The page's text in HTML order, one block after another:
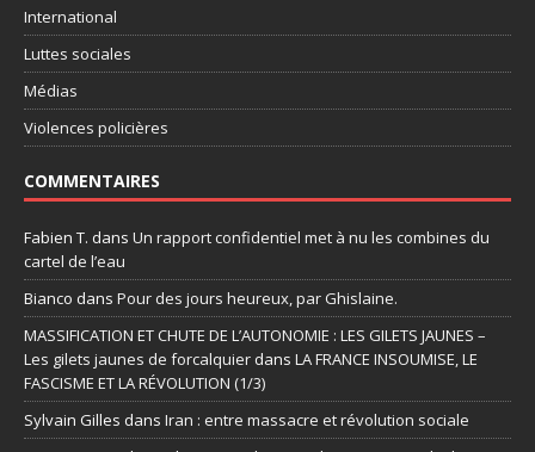
International
Luttes sociales
Médias
Violences policières
COMMENTAIRES
Fabien T. dans Un rapport confidentiel met à nu les combines du
cartel de l’eau
Bianco dans Pour des jours heureux, par Ghislaine.
MASSIFICATION ET CHUTE DE L’AUTONOMIE : LES GILETS JAUNES –
Les gilets jaunes de forcalquier dans LA FRANCE INSOUMISE, LE
FASCISME ET LA RÉVOLUTION (1/3)
Sylvain Gilles dans Iran : entre massacre et révolution sociale